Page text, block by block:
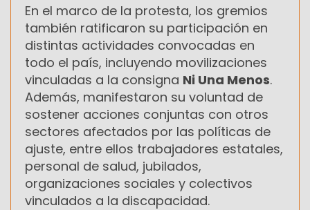
En el marco de la protesta, los gremios
también ratificaron su participación en
distintas actividades convocadas en
todo el país, incluyendo movilizaciones
vinculadas a la consigna Ni Una Menos.
Además, manifestaron su voluntad de
sostener acciones conjuntas con otros
sectores afectados por las políticas de
ajuste, entre ellos trabajadores estatales,
personal de salud, jubilados,
organizaciones sociales y colectivos
vinculados a la discapacidad.